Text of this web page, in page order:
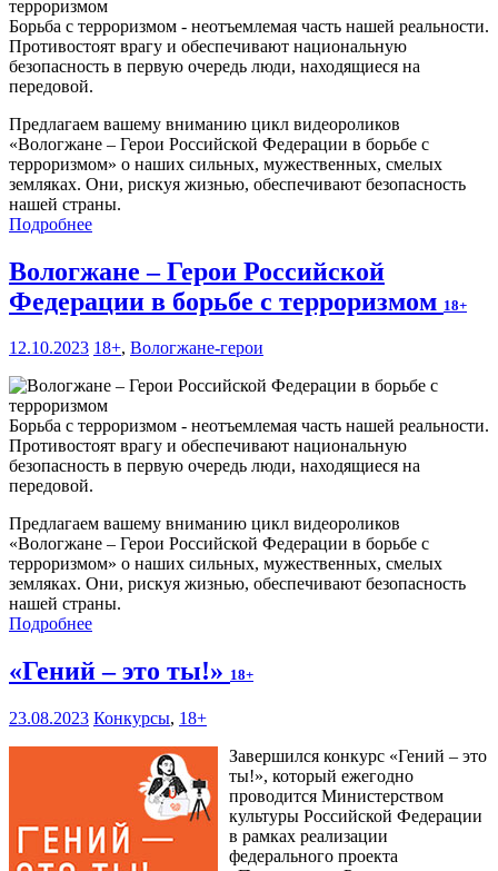
Борьба с терроризмом - неотъемлемая часть нашей реальности.
Противостоят врагу и обеспечивают национальную
безопасность в первую очередь люди, находящиеся на
передовой.
Предлагаем вашему вниманию цикл видеороликов
«Вологжане – Герои Российской Федерации в борьбе с
терроризмом» о наших сильных, мужественных, смелых
земляках. Они, рискуя жизнью, обеспечивают безопасность
нашей страны.
Подробнее
Вологжане – Герои Российской
Федерации в борьбе с терроризмом 18+
12.10.2023 18+, Вологжане-герои
Борьба с терроризмом - неотъемлемая часть нашей реальности.
Противостоят врагу и обеспечивают национальную
безопасность в первую очередь люди, находящиеся на
передовой.
Предлагаем вашему вниманию цикл видеороликов
«Вологжане – Герои Российской Федерации в борьбе с
терроризмом» о наших сильных, мужественных, смелых
земляках. Они, рискуя жизнью, обеспечивают безопасность
нашей страны.
Подробнее
«Гений – это ты!» 18+
23.08.2023 Конкурсы, 18+
Завершился конкурс «Гений – это
ты!», который ежегодно
проводится Министерством
культуры Российской Федерации
в рамках реализации
федерального проекта